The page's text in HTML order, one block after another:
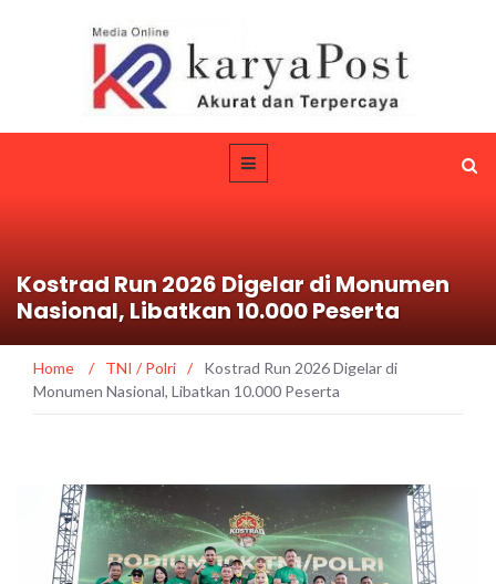
Kostrad Run 2026 Digelar di Monumen
Nasional, Libatkan 10.000 Peserta
Home / TNI / Polri /
Kostrad Run 2026 Digelar di
Monumen Nasional, Libatkan 10.000 Peserta